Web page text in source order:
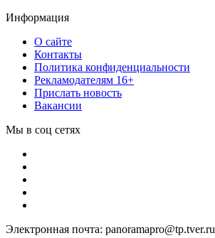
Информация
О сайте
Контакты
Политика конфиденциальности
Рекламодателям 16+
Прислать новость
Вакансии
Мы в соц сетях
Электронная почта: panoramapro@tp.tver.ru